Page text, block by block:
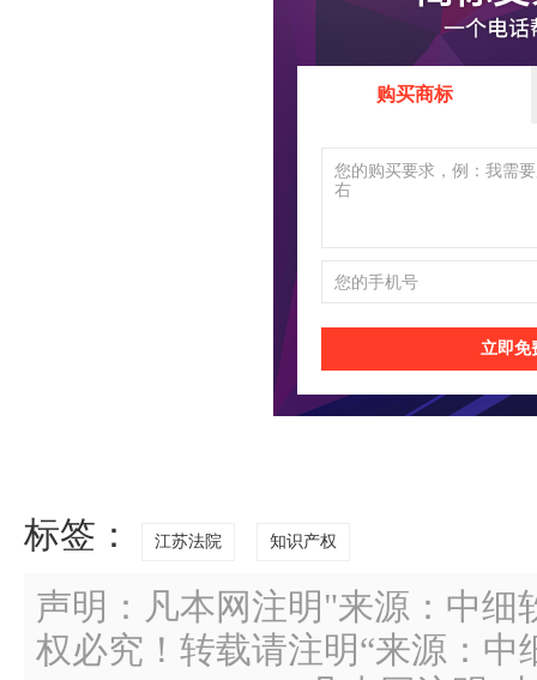
购买商标
立即免
标签： 江苏法院 知识产权
声明：凡本网注明"来源：中细
权必究！转载请注明“来源：中